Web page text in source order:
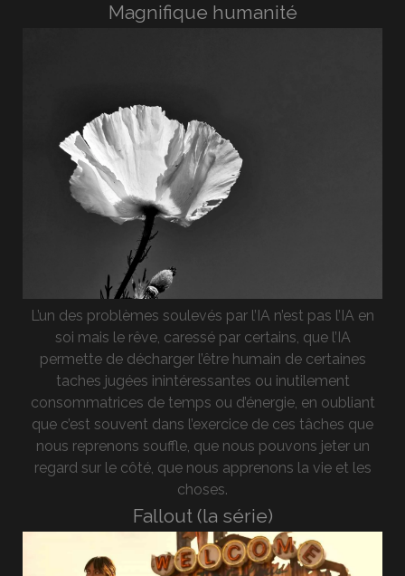
Magnifique humanité
L’un des problèmes soulevés par l’IA n’est pas l’IA en
soi mais le rêve, caressé par certains, que l’IA
permette de décharger l’être humain de certaines
taches jugées inintéressantes ou inutilement
consommatrices de temps ou d’énergie, en oubliant
que c’est souvent dans l’exercice de ces tâches que
nous reprenons souffle, que nous pouvons jeter un
regard sur le côté, que nous apprenons la vie et les
choses.
Fallout (la série)